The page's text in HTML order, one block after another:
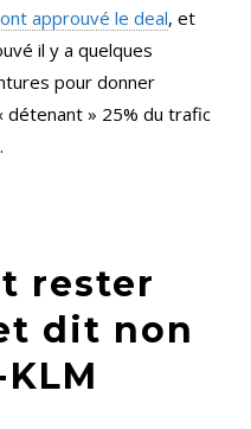
approuvé le deal, et
il y a quelques
pour donner
détenant » 25% du trafic
rester
dit non